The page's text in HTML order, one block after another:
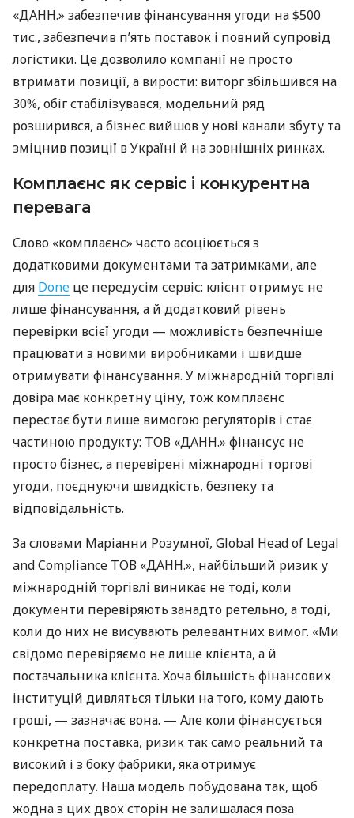
«ДАНН.» забезпечив фінансування угоди на $500
тис., забезпечив п’ять поставок і повний супровід
логістики. Це дозволило компанії не просто
втримати позиції, а вирости: виторг збільшився на
30%, обіг стабілізувався, модельний ряд
розширився, а бізнес вийшов у нові канали збуту та
зміцнив позиції в Україні й на зовнішніх ринках.
Комплаєнс як сервіс і конкурентна
перевага
Слово «комплаєнс» часто асоціюється з
додатковими документами та затримками, але
для Done це передусім сервіс: клієнт отримує не
лише фінансування, а й додатковий рівень
перевірки всієї угоди — можливість безпечніше
працювати з новими виробниками і швидше
отримувати фінансування. У міжнародній торгівлі
довіра має конкретну ціну, тож комплаєнс
перестає бути лише вимогою регуляторів і стає
частиною продукту: ТОВ «ДАНН.» фінансує не
просто бізнес, а перевірені міжнародні торгові
угоди, поєднуючи швидкість, безпеку та
відповідальність.
За словами Маріанни Розумної, Global Head of Legal
and Compliance ТОВ «ДАНН.», найбільший ризик у
міжнародній торгівлі виникає не тоді, коли
документи перевіряють занадто ретельно, а тоді,
коли до них не висувають релевантних вимог. «Ми
свідомо перевіряємо не лише клієнта, а й
постачальника клієнта. Хоча більшість фінансових
інституцій дивляться тільки на того, кому дають
гроші, — зазначає вона. — Але коли фінансується
конкретна поставка, ризик так само реальний та
високий і з боку фабрики, яка отримує
передоплату. Наша модель побудована так, щоб
жодна з цих двох сторін не залишалася поза